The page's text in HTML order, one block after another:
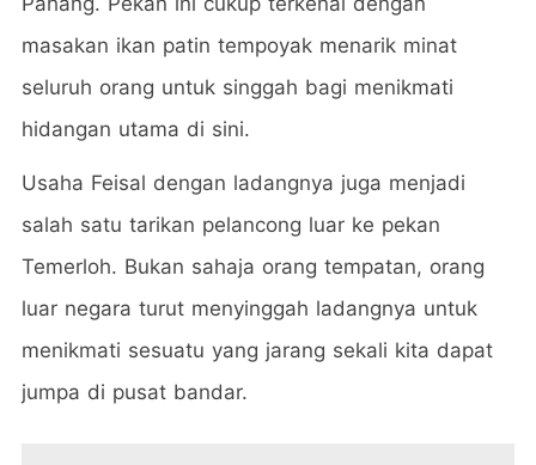
masakan ikan patin tempoyak menarik minat
seluruh orang untuk singgah bagi menikmati
hidangan utama di sini.
Usaha Feisal dengan ladangnya juga menjadi
salah satu tarikan pelancong luar ke pekan
Temerloh. Bukan sahaja orang tempatan, orang
luar negara turut menyinggah ladangnya untuk
menikmati sesuatu yang jarang sekali kita dapat
jumpa di pusat bandar.